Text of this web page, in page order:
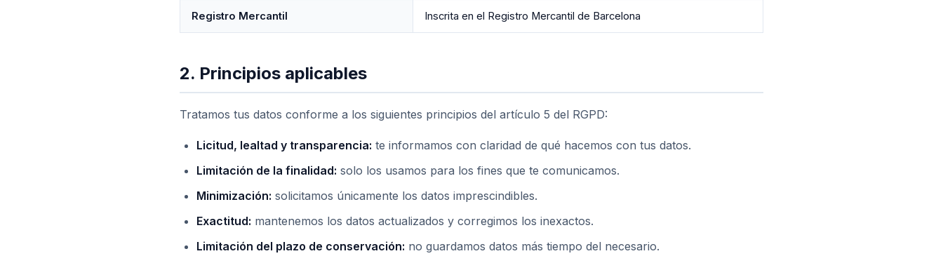
Registro Mercantil Inscrita en el Registro Mercantil de Barcelona
2. Principios aplicables
Tratamos tus datos conforme a los siguientes principios del artículo 5 del RGPD:
Licitud, lealtad y transparencia: te informamos con claridad de qué hacemos con tus datos.
Limitación de la finalidad: solo los usamos para los fines que te comunicamos.
Minimización: solicitamos únicamente los datos imprescindibles.
Exactitud: mantenemos los datos actualizados y corregimos los inexactos.
Limitación del plazo de conservación: no guardamos datos más tiempo del necesario.